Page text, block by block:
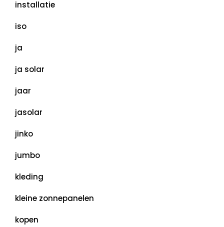
installatie
iso
ja
ja solar
jaar
jasolar
jinko
jumbo
kleding
kleine zonnepanelen
kopen